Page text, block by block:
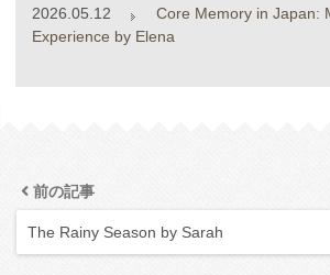
2026.05.12
Core Memory in Japan:
Experience by Elena
前の記事
The Rainy Season by Sarah